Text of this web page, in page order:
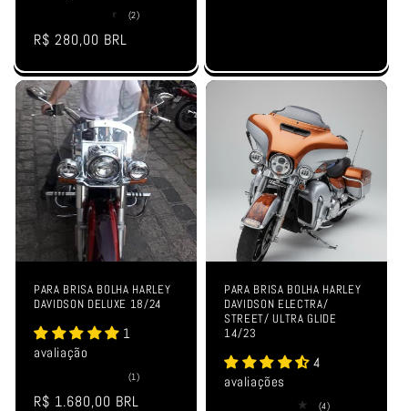
(2)2
Preço
R$ 280,00 BRL
PARA BRISA BOLHA HARLEY
DAVIDSON DELUXE 18/24
1
avaliação
(1)1
Preço
R$ 1.680,00 BRL
PARA BRISA BOLHA HARLEY
DAVIDSON ELECTRA/
STREET/ ULTRA GLIDE
14/23
4
avaliações
(4)4